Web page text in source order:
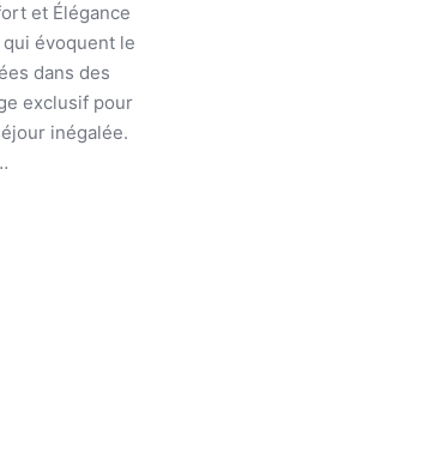
et Élégance
évoquent le
dans des
exclusif pour
inégalée.